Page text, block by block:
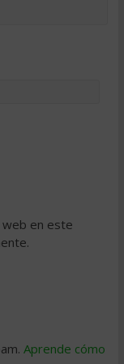
en este
Aprende cómo